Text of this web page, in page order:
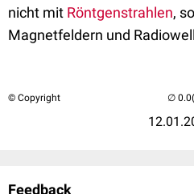
nicht mit Röntgenstrahlen,
Magnetfeldern und
© Copyright
Feedback